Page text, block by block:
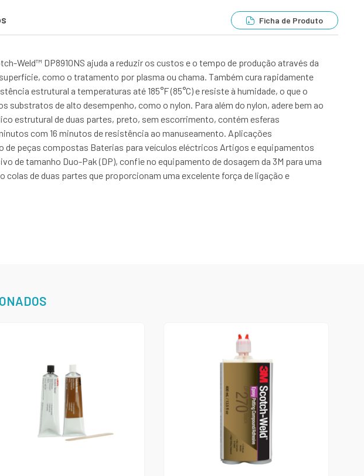
Ficha de Produto
Weld™ DP8910NS ajuda a reduzir os custos e o tempo de produção através da
como o tratamento por plasma ou chama. Também cura rapidamente
estrutural a temperaturas até 185°F (85°C) e resiste à humidade, o que o
de alto desempenho, como o nylon. Para além do nylon, adere bem ao
estrutural de duas partes, preto, sem escorrimento, contém esferas
com 16 minutos de resistência ao manuseamento. Aplicações
peças compostas Baterias para veículos eléctricos Artigos e equipamentos
tamanho Duo-Pak (DP), confie no equipamento de dosagem da 3M para uma
de duas partes que proporcionam uma excelente força de ligação e